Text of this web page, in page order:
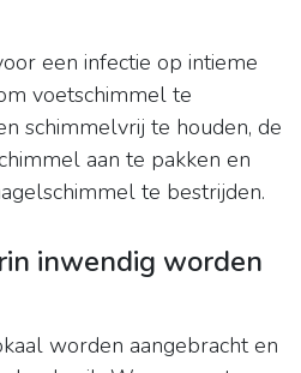
een infectie op intieme
voetschimmel te
schimmelvrij te houden, de
aan te pakken en
te bestrijden.
inwendig worden
worden aangebracht en